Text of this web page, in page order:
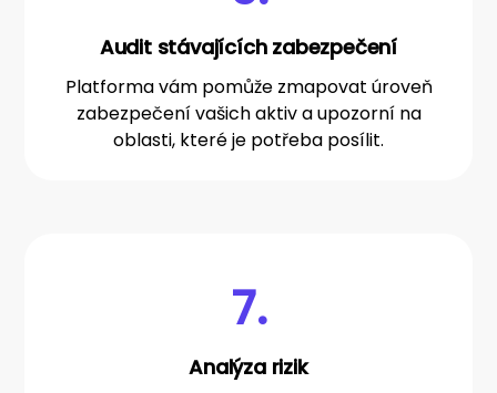
Audit stávajících zabezpečení
Platforma vám pomůže zmapovat úroveň
zabezpečení vašich aktiv a upozorní na
oblasti, které je potřeba posílit.
7.
Analýza rizik